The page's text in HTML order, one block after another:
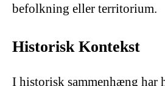
befolkning eller territorium.
Historisk Kontekst
I historisk sammenhæng har